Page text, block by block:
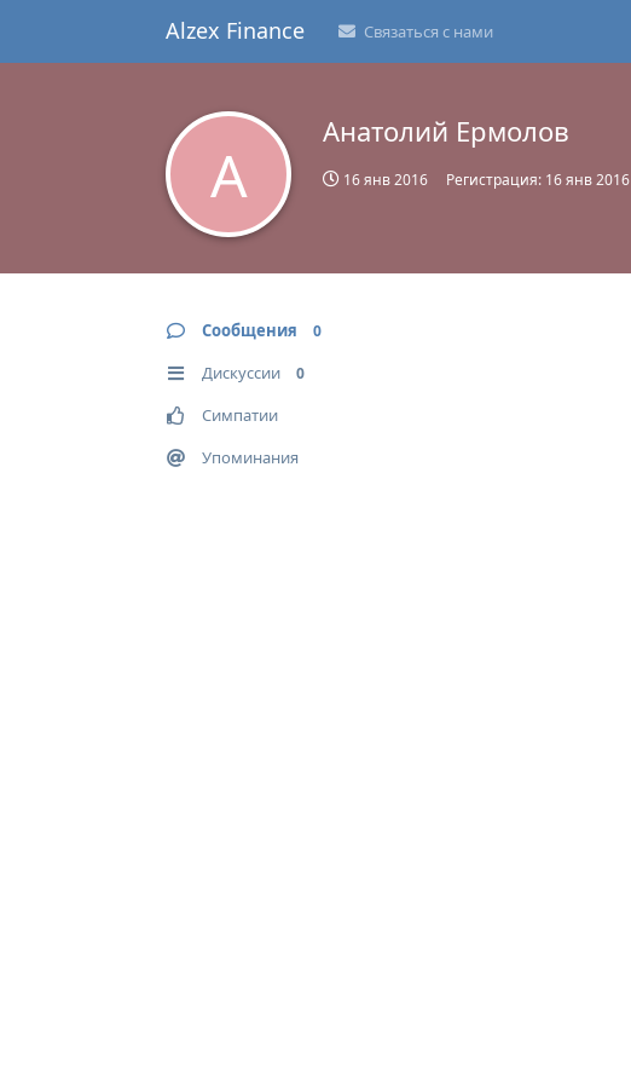
Alzex Finance Связаться с нами
А
Анатолий Ермолов
16 янв 2016 Регистрация: 16 янв 2016
Сообщения 0
Дискуссии 0
Симпатии
Упоминания